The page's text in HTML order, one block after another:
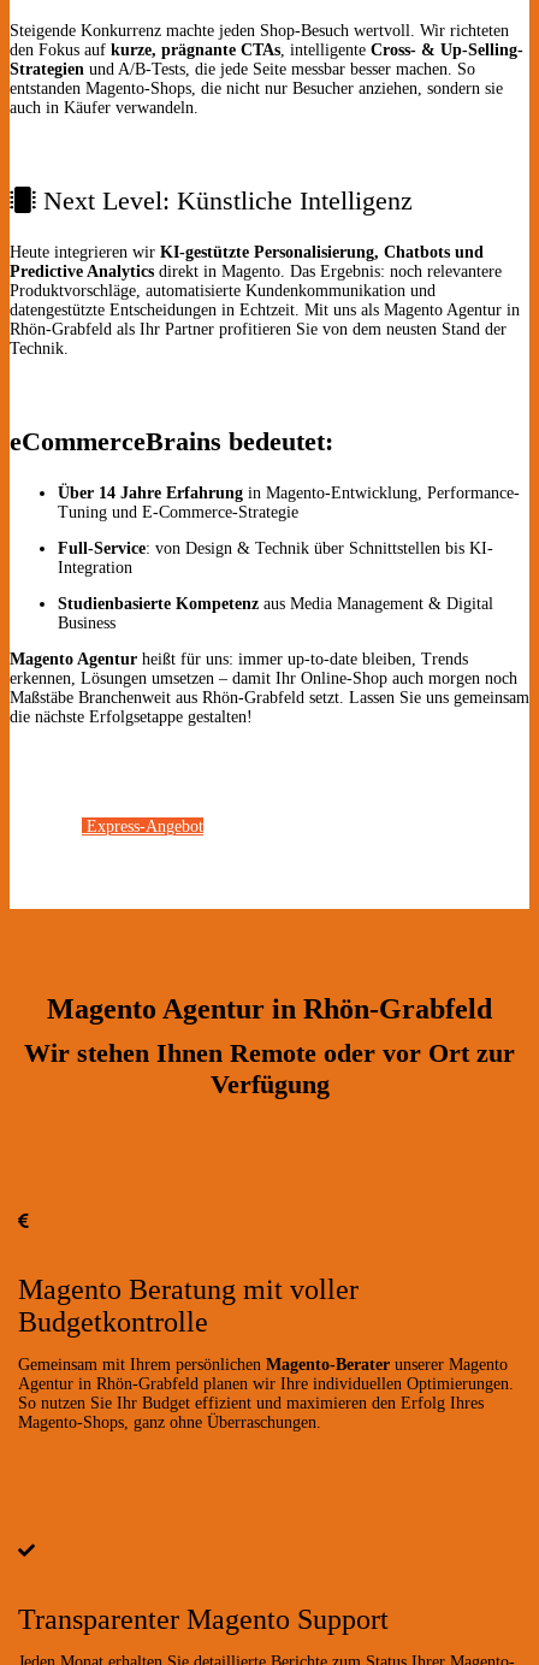
Steigende Konkurrenz machte jeden Shop-Besuch wertvoll. Wir richteten
den Fokus auf kurze, prägnante CTAs , intelligente Cross- & Up-Selling-
Strategien und A/B-Tests, die jede Seite messbar besser machen. So
entstanden Magento-Shops, die nicht nur Besucher anziehen, sondern sie
auch in Käufer verwandeln.
Next Level: Künstliche Intelligenz
Heute integrieren wir KI-gestützte Personalisierung, Chatbots und
Predictive Analytics direkt in Magento. Das Ergebnis: noch relevantere
Produkt­vorschläge, automatisierte Kunden­kommunikation und
datengestützte Entscheidungen in Echtzeit. Mit uns als Magento Agentur in
Rhön-Grabfeld als Ihr Partner profitieren Sie von dem neusten Stand der
Technik.
eCommerceBrains bedeutet:
Über 14 Jahre Erfahrung in Magento-Entwicklung, Performance-
Tuning und E-Commerce-Strategie
Full-Service: von Design & Technik über Schnittstellen bis KI-
Integration
Studienbasierte Kompetenz aus Media Management & Digital
Business
Magento Agentur heißt für uns: immer up-to-date bleiben, Trends
erkennen, Lösungen umsetzen – damit Ihr Online-Shop auch morgen noch
Maßstäbe Branchenweit aus Rhön-Grabfeld setzt. Lassen Sie uns gemeinsam
die nächste Erfolgsetappe gestalten!
Express-Angebot
Magento Agentur in Rhön-Grabfeld
Wir stehen Ihnen Remote oder vor Ort zur
Verfügung
Magento Beratung mit voller
Budgetkontrolle
Gemeinsam mit Ihrem persönlichen Magento-Berater unserer Magento
Agentur in Rhön-Grabfeld planen wir Ihre individuellen Optimierungen.
So nutzen Sie Ihr Budget effizient und maximieren den Erfolg Ihres
Magento-Shops, ganz ohne Überraschungen.
Transparenter Magento Support